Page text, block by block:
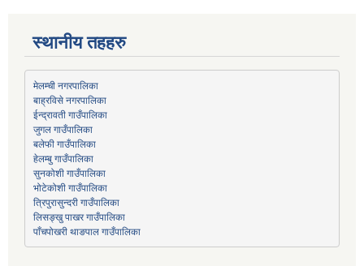
स्थानीय तहहरु
मेलम्ची नगरपालिका
बाह्रविसे नगरपालिका
ईन्द्रावती गाउँपालिका
जुगल गाउँपालिका
बलेफी गाउँपालिका
हेलम्बु गाउँपालिका
सुनकोशी गाउँपालिका
भोटेकोशी गाउँपालिका
त्रिपुरासुन्दरी गाउँपालिका
लिसङ्खु पाखर गाउँपालिका
पाँचपोखरी थाङपाल गाउँपालिका